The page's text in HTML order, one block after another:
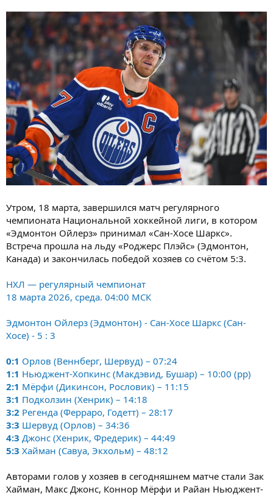
Утром, 18 марта, завершился матч регулярного
чемпионата Национальной хоккейной лиги, в котором
«Эдмонтон Ойлерз» принимал «Сан-Хосе Шаркс».
Встреча прошла на льду «Роджерс Плэйс» (Эдмонтон,
Канада) и закончилась победой хозяев со счётом 5:3.
НХЛ — регулярный чемпионат
18 марта 2026, среда. 04:00 МСК
Эдмонтон Ойлерз (Эдмонтон) - Сан-Хосе Шаркс (Сан-
Хосе) - 5 : 3
0:1 Орлов (Веннберг, Шервуд) – 07:24
1:1 Ньюджент-Хопкинс (Макдэвид, Бушар) – 10:00 (pp)
2:1 Мёрфи (Дикинсон, Рословик) – 11:15
3:1 Подколзин (Хенрик) – 14:18
3:2 Регенда (Ферраро, Годетт) – 28:17
3:3 Шервуд (Орлов) – 34:36
4:3 Джонс (Хенрик, Фредерик) – 44:49
5:3 Хайман (Савуа, Экхольм) – 48:12
Авторами голов у хозяев в сегодняшнем матче стали Зак
Хайман, Макс Джонс, Коннор Мёрфи и Райан Ньюджент-